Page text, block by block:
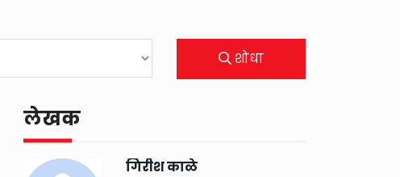
शोधा
लेखक
गिरीश काळे